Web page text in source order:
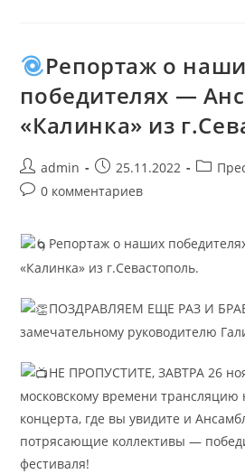
Репортаж о
победителях —
«Калинка» из
admin 25.11.2022
0 комментариев
Репортаж о наших
«Калинка» из г.Севастополь.
ПОЗДРАВЛЯЕМ ЕЩЕ РАЗ И
замечательному руководителю
НЕ ПРОПУСТИТЕ, ЗАВТРА 26
московскому времени трансляцию
концерта, где вы увидите и
потрясающие коллективы —
фестиваля!